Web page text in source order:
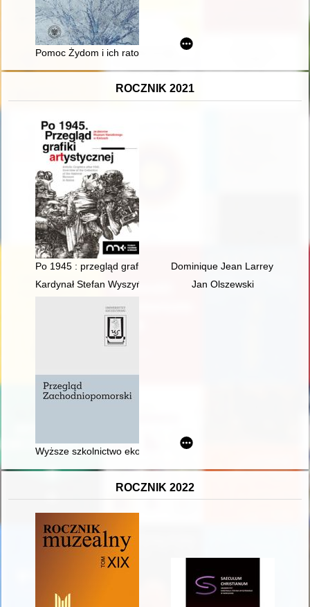
Pomoc Żydom i ich ratowanie podczas Zagłady na terenie
ROCZNIK 2021
Po 1945 : przegląd grafiki artystycznej ze zbiorów Muzeum
Dominique Jean Larrey :
Kardynał Stefan Wyszyński Prymas PolskiJan Olszewski
Wyższe szkolnictwo ekonomiczne w Szczecinie z
ROCZNIK 2022